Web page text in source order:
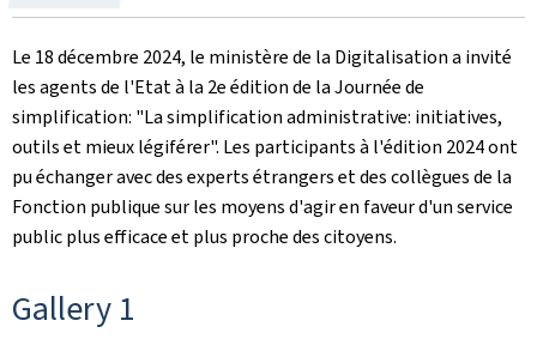
le
Le 18 décembre 2024, le ministère de la Digitalisation a invité
les agents de l'Etat à la 2e édition de la Journée de
simplification: "La simplification administrative: initiatives,
outils et mieux légiférer". Les participants à l'édition 2024 ont
pu échanger avec des experts étrangers et des collègues de la
Fonction publique sur les moyens d'agir en faveur d'un service
public plus efficace et plus proche des citoyens.
Gallery 1